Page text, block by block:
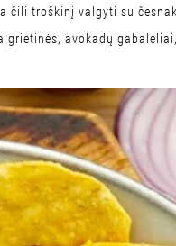
čili troškinį valgyti su
avokadų